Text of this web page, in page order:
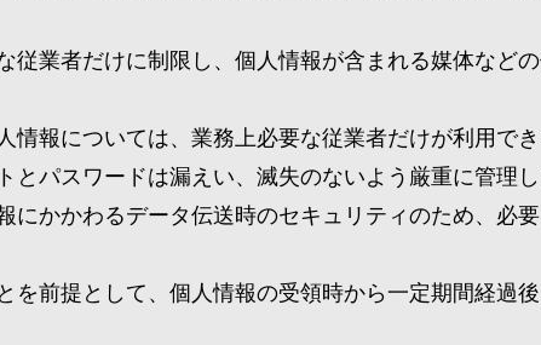
従業者だけに制限し、個人情報が含まれる媒体など
情報については、業務上必要な従業者だけが利用で
とパスワードは漏えい、滅失のないよう厳重に管理し
にかかわるデータ伝送時のセキュリティのため、必
を前提として、個人情報の受領時から一定期間経過